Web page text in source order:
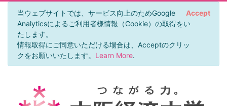
当ウェブサイトでは、サービス向上のためGoogle
Analyticsによるご利用者様情報（Cookie）の取得をい
たします。
情報取得にご同意いただける場合は、Acceptのクリッ
クをお願いいたします。 Learn More.
Accept